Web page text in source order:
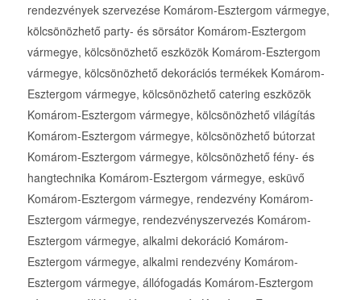
rendezvények szervezése Komárom-Esztergom vármegye,
kölcsönözhető party- és sörsátor Komárom-Esztergom
vármegye, kölcsönözhető eszközök Komárom-Esztergom
vármegye, kölcsönözhető dekorációs termékek Komárom-
Esztergom vármegye, kölcsönözhető catering eszközök
Komárom-Esztergom vármegye, kölcsönözhető világítás
Komárom-Esztergom vármegye, kölcsönözhető bútorzat
Komárom-Esztergom vármegye, kölcsönözhető fény- és
hangtechnika Komárom-Esztergom vármegye, esküvő
Komárom-Esztergom vármegye, rendezvény Komárom-
Esztergom vármegye, rendezvényszervezés Komárom-
Esztergom vármegye, alkalmi dekoráció Komárom-
Esztergom vármegye, alkalmi rendezvény Komárom-
Esztergom vármegye, állófogadás Komárom-Esztergom